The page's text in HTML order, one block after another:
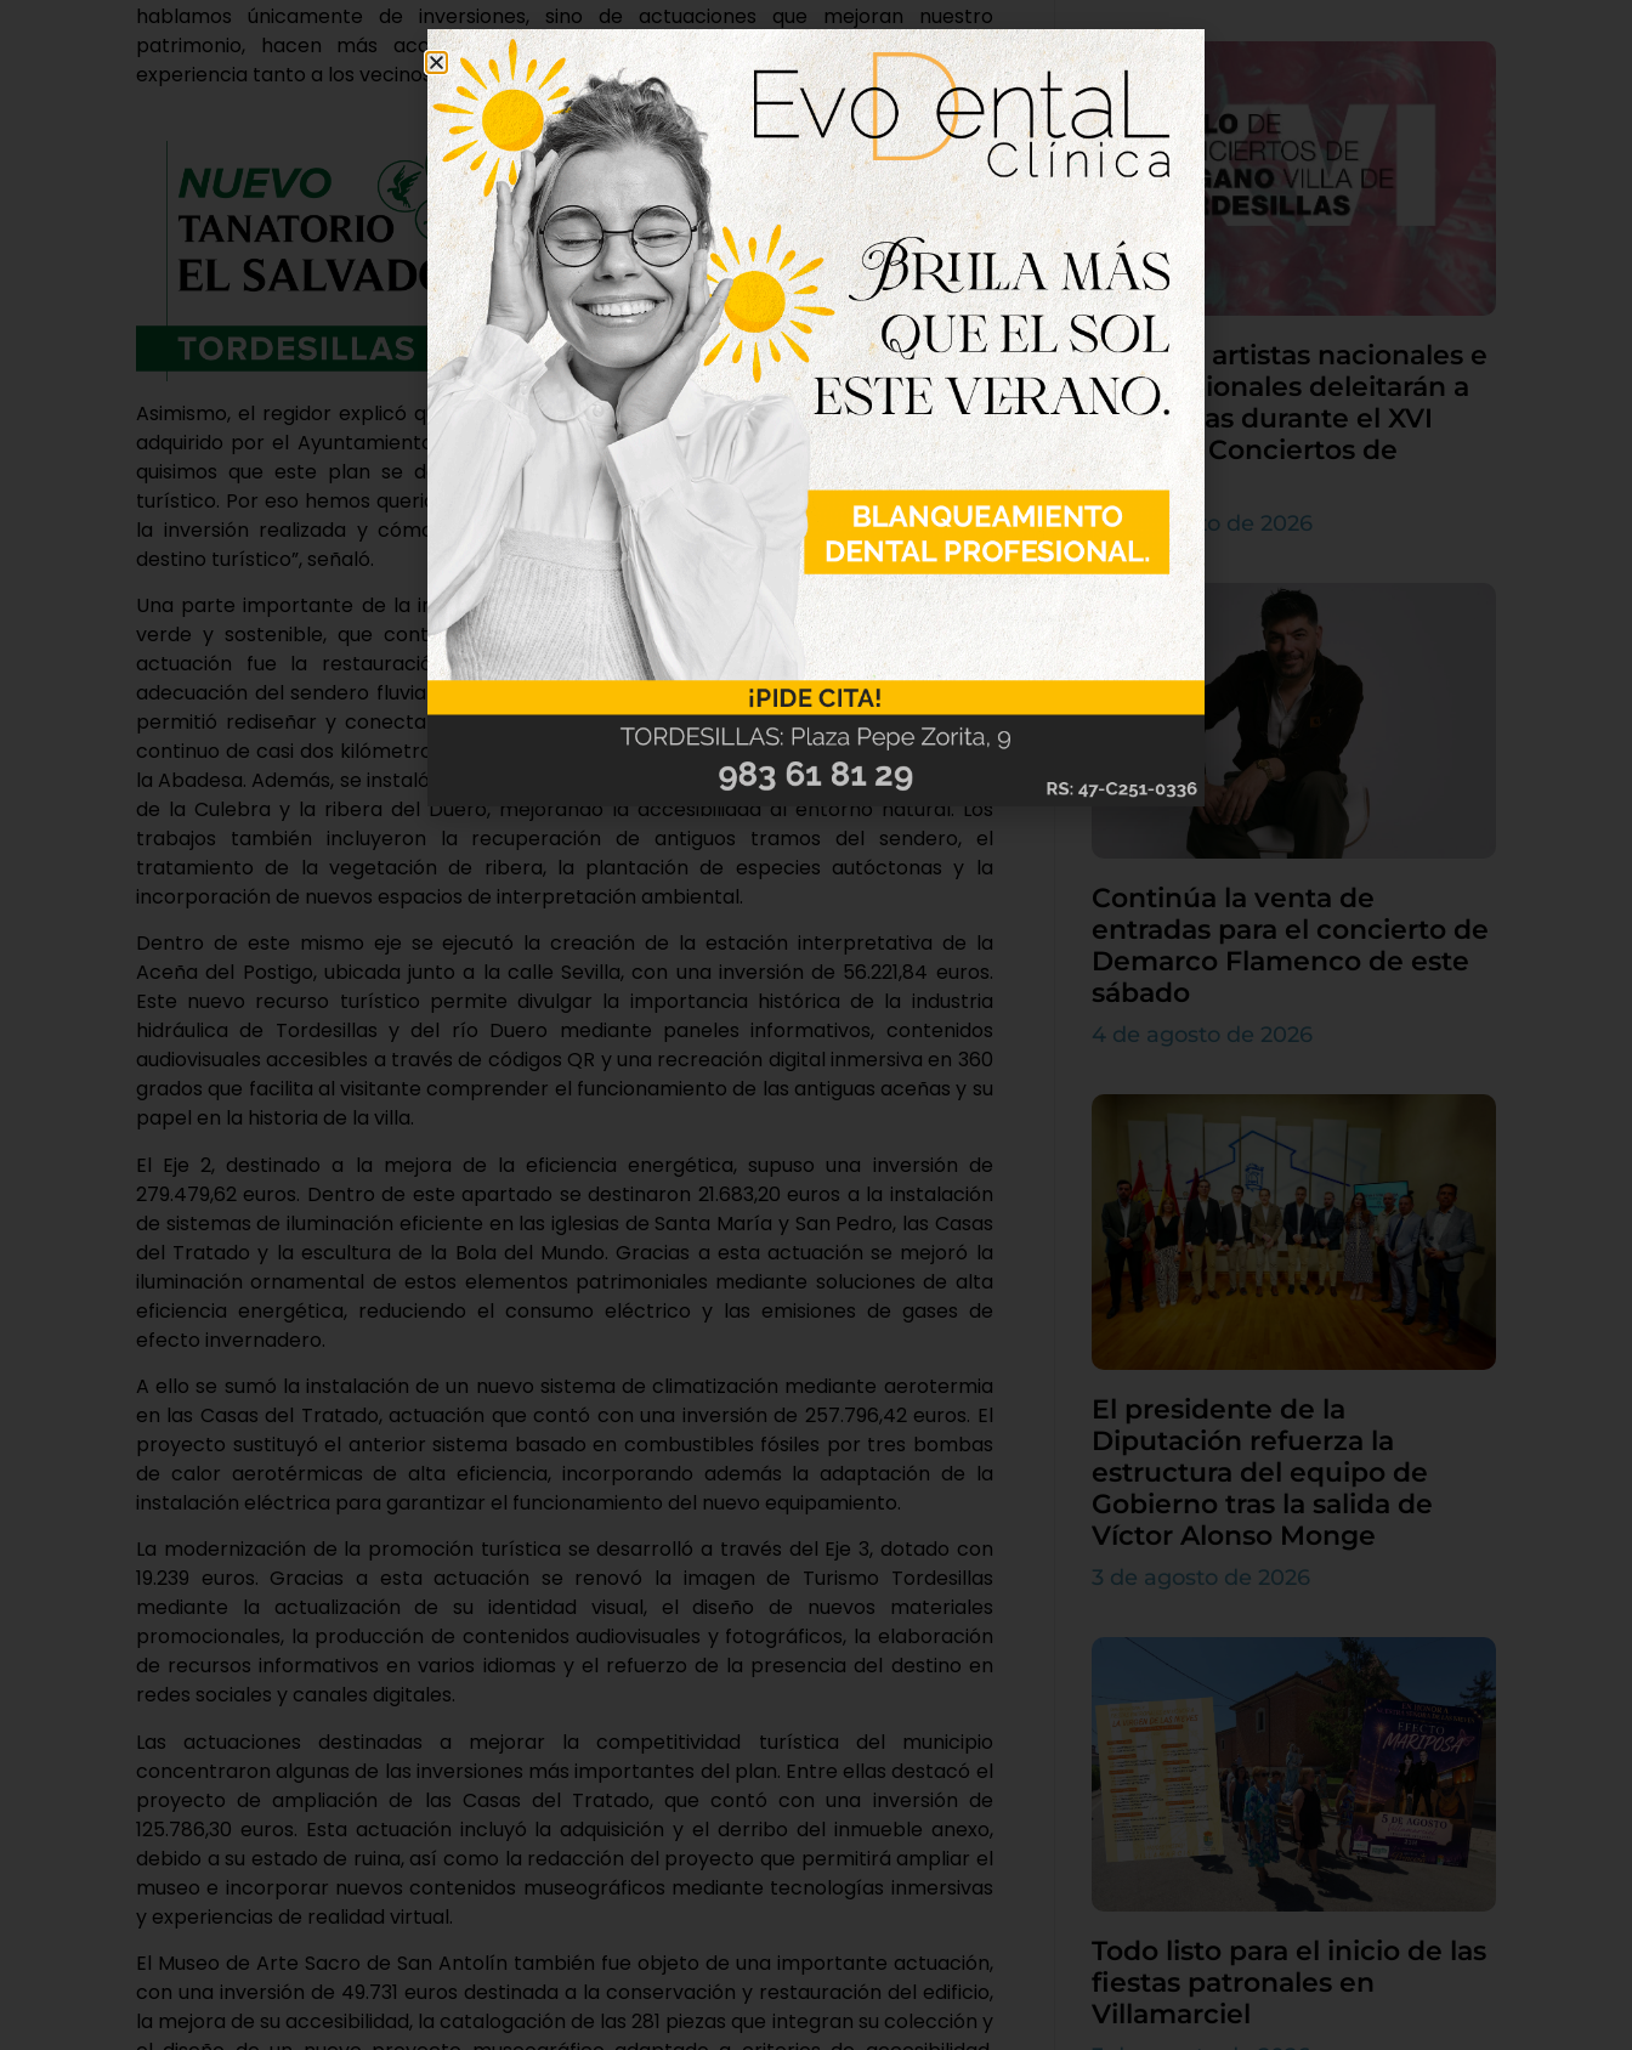
hablamos únicamente de inversiones, sino de actuaciones que mejoran nuestro
patrimonio, hacen más accesible y atractivo el municipio y ofrecen una mejor
experiencia tanto a los vecinos como a quienes nos visitan”.
Asimismo, el regidor explicó que la presentación del balance respondía al compromiso
adquirido por el Ayuntamiento desde el inicio del proyecto. “Desde el primer momento
quisimos que este plan se desarrollara con transparencia y de la mano del sector
turístico. Por eso hemos querido explicar qué actuaciones se han ejecutado, cuál ha sido
la inversión realizada y cómo este trabajo contribuirá al futuro de Tordesillas como
destino turístico”, señaló.
Una parte importante de la inversión se concentró en el Eje 1, dedicado a la transición
verde y sostenible, que contó con un presupuesto de 262.992,69 euros. La principal
actuación fue la restauración paisajística del entorno del río Duero mediante la
adecuación del sendero fluvial, con una inversión de 206.770,85 euros. Esta intervención
permitió rediseñar y conectar los distintos tramos existentes para crear un recorrido
continuo de casi dos kilómetros, desde el embarcadero hasta el camino de Torrecilla de
la Abadesa. Además, se instaló una escalera metálica que salva el desnivel entre el Paseo
de la Culebra y la ribera del Duero, mejorando la accesibilidad al entorno natural. Los
trabajos también incluyeron la recuperación de antiguos tramos del sendero, el
tratamiento de la vegetación de ribera, la plantación de especies autóctonas y la
incorporación de nuevos espacios de interpretación ambiental.
Dentro de este mismo eje se ejecutó la creación de la estación interpretativa de la
Aceña del Postigo, ubicada junto a la calle Sevilla, con una inversión de 56.221,84 euros.
Este nuevo recurso turístico permite divulgar la importancia histórica de la industria
hidráulica de Tordesillas y del río Duero mediante paneles informativos, contenidos
audiovisuales accesibles a través de códigos QR y una recreación digital inmersiva en 360
grados que facilita al visitante comprender el funcionamiento de las antiguas aceñas y su
papel en la historia de la villa.
El Eje 2, destinado a la mejora de la eficiencia energética, supuso una inversión de
279.479,62 euros. Dentro de este apartado se destinaron 21.683,20 euros a la instalación
de sistemas de iluminación eficiente en las iglesias de Santa María y San Pedro, las Casas
del Tratado y la escultura de la Bola del Mundo. Gracias a esta actuación se mejoró la
iluminación ornamental de estos elementos patrimoniales mediante soluciones de alta
eficiencia energética, reduciendo el consumo eléctrico y las emisiones de gases de
efecto invernadero.
A ello se sumó la instalación de un nuevo sistema de climatización mediante aerotermia
en las Casas del Tratado, actuación que contó con una inversión de 257.796,42 euros. El
proyecto sustituyó el anterior sistema basado en combustibles fósiles por tres bombas
de calor aerotérmicas de alta eficiencia, incorporando además la adaptación de la
instalación eléctrica para garantizar el funcionamiento del nuevo equipamiento.
La modernización de la promoción turística se desarrolló a través del Eje 3, dotado con
19.239 euros. Gracias a esta actuación se renovó la imagen de Turismo Tordesillas
mediante la actualización de su identidad visual, el diseño de nuevos materiales
promocionales, la producción de contenidos audiovisuales y fotográficos, la elaboración
de recursos informativos en varios idiomas y el refuerzo de la presencia del destino en
redes sociales y canales digitales.
Las actuaciones destinadas a mejorar la competitividad turística del municipio
concentraron algunas de las inversiones más importantes del plan. Entre ellas destacó el
proyecto de ampliación de las Casas del Tratado, que contó con una inversión de
125.786,30 euros. Esta actuación incluyó la adquisición y el derribo del inmueble anexo,
debido a su estado de ruina, así como la redacción del proyecto que permitirá ampliar el
museo e incorporar nuevos contenidos museográficos mediante tecnologías inmersivas
y experiencias de realidad virtual.
El Museo de Arte Sacro de San Antolín también fue objeto de una importante actuación,
con una inversión de 49.731 euros destinada a la conservación y restauración del edificio,
la mejora de su accesibilidad, la catalogación de las 281 piezas que integran su colección y
Grandes artistas nacionales e
internacionales deleitarán a
Tordesillas durante el XVI
Ciclo de Conciertos de
Órgano
4 de agosto de 2026
Continúa la venta de
entradas para el concierto de
Demarco Flamenco de este
sábado
4 de agosto de 2026
El presidente de la
Diputación refuerza la
estructura del equipo de
Gobierno tras la salida de
Víctor Alonso Monge
3 de agosto de 2026
Todo listo para el inicio de las
fiestas patronales en
Villamarciel